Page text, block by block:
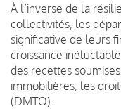
À l’inverse de la
collectivités, les
significative de leurs
croissance
des recettes
immobilières, les
(DMTO).